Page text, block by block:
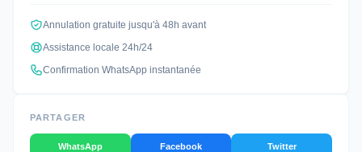
Annulation gratuite jusqu'à 48h avant
Assistance locale 24h/24
Confirmation WhatsApp instantanée
PARTAGER
WhatsApp Facebook Twitter